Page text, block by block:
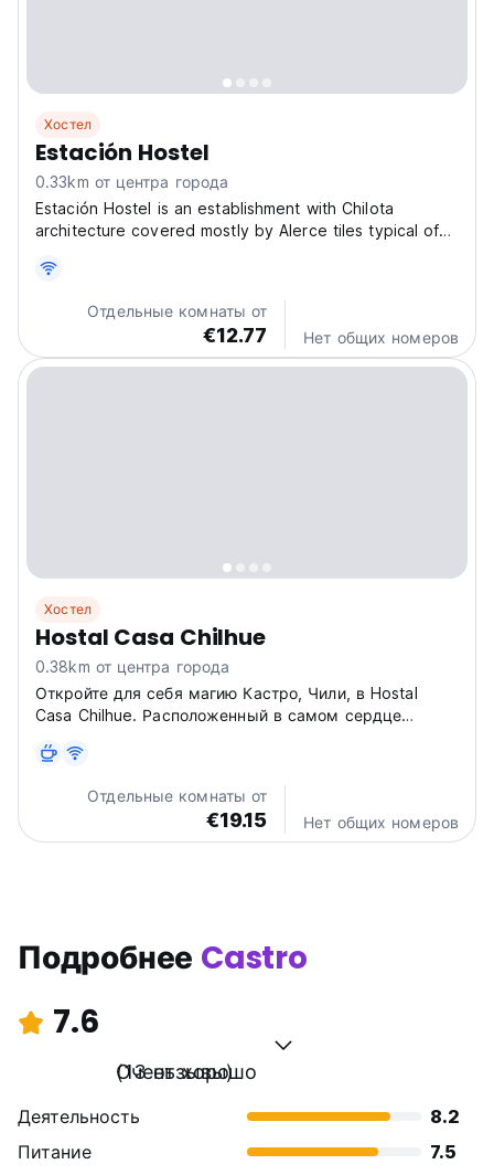
Хостел
Estación Hostel
0.33km от центра города
Estación Hostel is an establishment with Chilota
architecture covered mostly by Alerce tiles typical of
Castro, two minutes walk from the center and one
kilometre from the San Francisco de Castro Church
which...Отдельные комнаты от
€12.77 Нет общих номеров
Хостел
Hostal Casa Chilhue
0.38km от центра города
Откройте для себя магию Кастро, Чили, в Hostal
Casa Chilhue. Расположенный в самом сердце
и местных рынков. (Auto-translated from original
Отдельные комнаты от
€19.15 Нет общих номеров
Подробнее Castro
7.6
Очень хорошо
(13 отзывы)
Деятельность
8.2
Питание
7.5